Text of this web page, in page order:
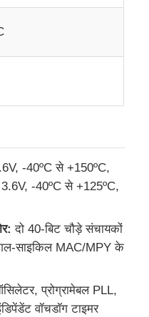
-40ºC से +150ºC,
-40ºC से +125ºC,
दो 40-बिट चौड़े संचायकों
साइकिल MAC/MPY के
प्रोग्रामेबल PLL,
वॉचडॉग टाइमर